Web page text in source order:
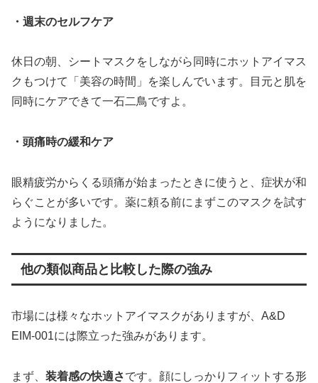
・週末のセルフケア
休日の朝、シートマスクをしながら同時にホットアイマス
クもつけて「美容の時間」を楽しんでいます。目元と肌を
同時にケアできて一石二鳥ですよ。
・頭痛時の緩和ケア
眼精疲労からくる頭痛が始まったときに使うと、症状が和
らぐことが多いです。薬に頼る前にまずこのマスクを試す
ようになりました。
他の類似商品と比較した際の強み
市場には様々なホットアイマスクがありますが、A&D
EIM-001には際立った強みがあります。
まず、 装着感の快適さです。顔にしっかりフィットする形